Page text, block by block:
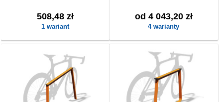
508,48 zł
1 wariant
od 4 043,20 zł
4 warianty